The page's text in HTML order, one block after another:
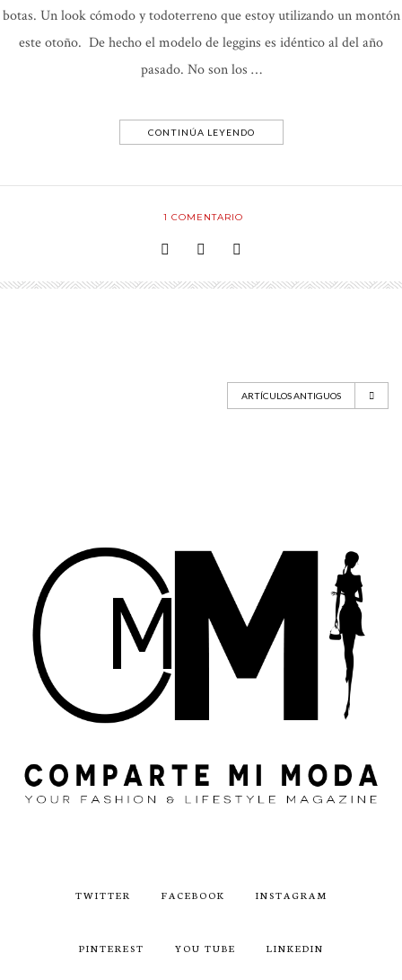
botas. Un look cómodo y todoterreno que estoy utilizando un montón
este otoño. De hecho el modelo de leggins es idéntico al del año
pasado. No son los …
CONTINÚA LEYENDO
1 COMENTARIO
ARTÍCULOS ANTIGUOS
TWITTER FACEBOOK INSTAGRAM
PINTEREST YOU TUBE LINKEDIN